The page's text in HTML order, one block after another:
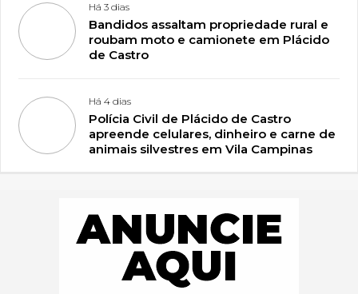
Há 3 dias
Bandidos assaltam propriedade rural e
roubam moto e camionete em Plácido
de Castro
Há 4 dias
Polícia Civil de Plácido de Castro
apreende celulares, dinheiro e carne de
animais silvestres em Vila Campinas